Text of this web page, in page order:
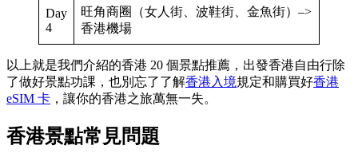
Day
4
旺角商圈（女人街、波鞋街、金魚街）–>
香港機場
以上就是我們介紹的香港 20 個景點推薦，出發香港自由行除
了做好景點功課，也別忘了了解香港入境規定和購買好香港
eSIM 卡 ，讓你的香港之旅萬無一失。
香港景點常見問題